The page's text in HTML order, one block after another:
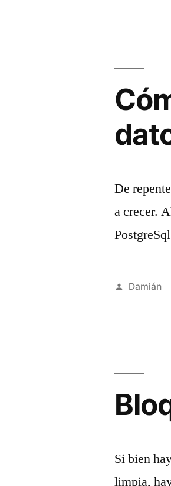
De
a crecer.
Publicado
Damián
Si bien
limpia,